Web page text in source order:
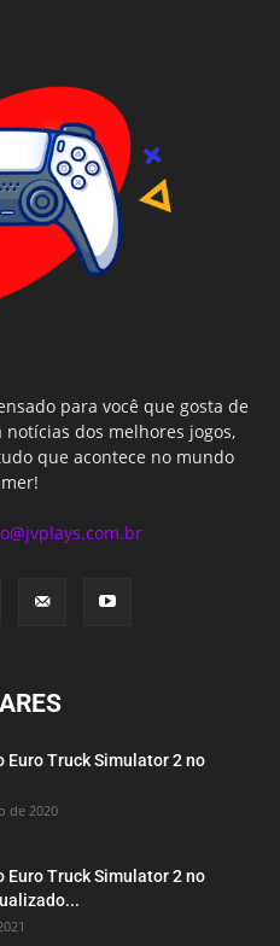
para você que gosta de
dos melhores jogos,
que acontece no mundo
Euro Truck Simulator 2 no
de 2020
Euro Truck Simulator 2 no